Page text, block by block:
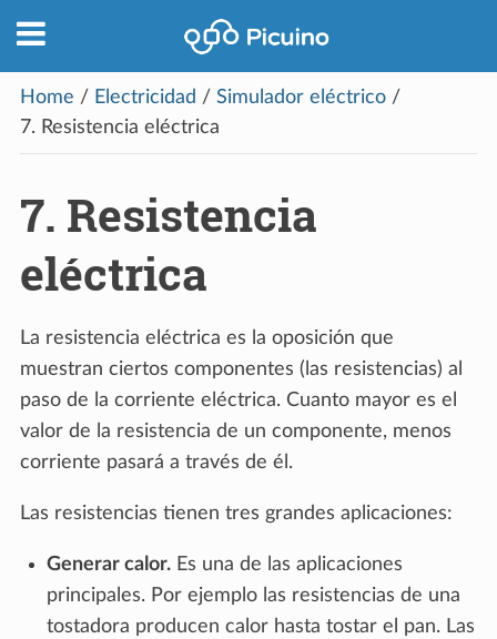
Home / Electricidad / Simulador eléctrico /
7. Resistencia eléctrica
7. Resistencia
eléctrica
La resistencia eléctrica es la oposición que
muestran ciertos componentes (las resistencias) al
paso de la corriente eléctrica. Cuanto mayor es el
valor de la resistencia de un componente, menos
corriente pasará a través de él.
Las resistencias tienen tres grandes aplicaciones:
Generar calor. Es una de las aplicaciones
principales. Por ejemplo las resistencias de una
tostadora producen calor hasta tostar el pan. Las